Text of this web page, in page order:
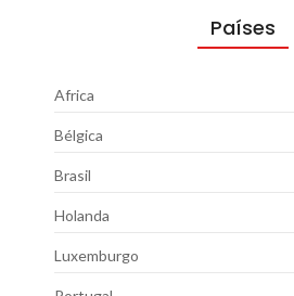
Países
Africa
Bélgica
Brasil
Holanda
Luxemburgo